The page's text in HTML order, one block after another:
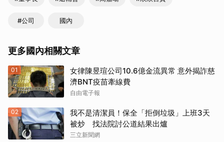
#公司 國內
更多國內相關文章
01
女律陳昱瑄公司10.6億金流異常 意外揭詐慈
濟BNT疫苗牽線費
自由電子報
02
我不是清潔員！保全「拒倒垃圾」上班3天
被炒 找法院討公道結果出爐
三立新聞網